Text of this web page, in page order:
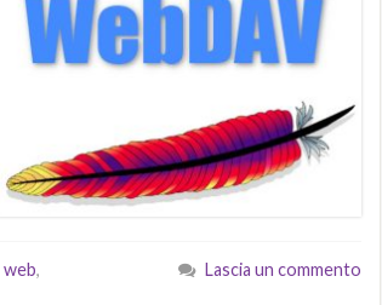
web,
Lascia un commento